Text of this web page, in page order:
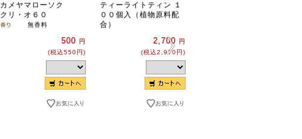
カメヤマローソク
クリ・オ６０
無香料
500
円
(税込550円)
ティーライトティン １
００個入（植物原料配
合）
2,700
円
(税込2,970円)